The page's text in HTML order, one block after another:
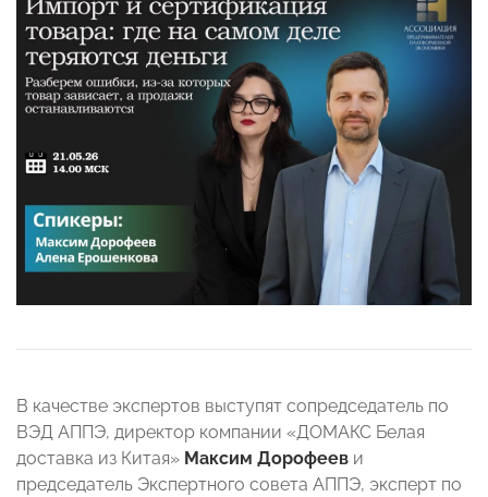
В качестве экспертов выступят сопредседатель по
ВЭД АППЭ, директор компании «ДОМАКС Белая
доставка из Китая» Максим Дорофеев и
председатель Экспертного совета АППЭ, эксперт по